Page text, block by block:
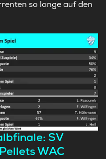
so lange auf den
SV
WAC